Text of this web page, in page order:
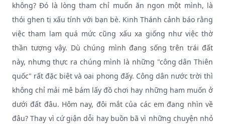
không? Đó là lòng tham chỉ muốn ăn ngon một mình, là
thói ghen tị xấu tính với bạn bè. Kinh Thánh cảnh báo rằng
việc tham lam quá mức cũng xấu xa giống như việc thờ
thần tượng vậy. Dù chúng mình đang sống trên trái đất
này, nhưng thực ra chúng mình là những "công dân Thiên
quốc" rất đặc biệt và oai phong đấy. Công dân nước trời thì
không chỉ mải mê bám lấy đồ chơi hay những ham muốn ở
dưới đất đâu. Hôm nay, đôi mắt của các em đang nhìn về
đâu? Thay vì cứ giận dỗi hay buồn bã vì những chuyện nhỏ